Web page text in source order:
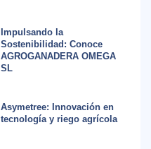
Impulsando la
Sostenibilidad: Conoce
AGROGANADERA OMEGA
SL
Asymetree: Innovación en
tecnología y riego agrícola